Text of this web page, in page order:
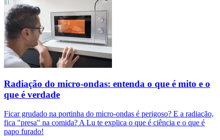
Radiação do micro-ondas: entenda o que é mito e o
que é verdade
Ficar grudado na portinha do micro-ondas é perigoso? E a radiação,
fica "presa" na comida? A Lu te explica o que é ciência e o que é
papo furado!